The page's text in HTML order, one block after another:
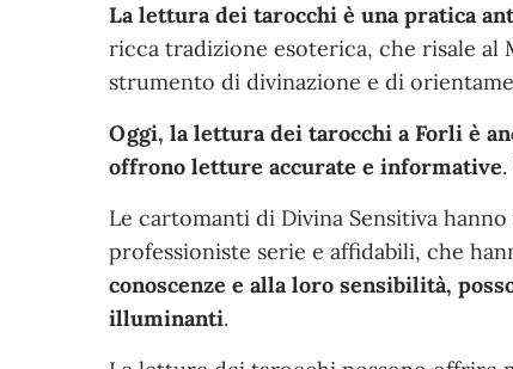
La lettura dei tarocchi è una pratica
ricca tradizione esoterica, che risale
strumento di divinazione e di
Oggi, la lettura dei tarocchi a Forli è
offrono letture accurate e informative
Le cartomanti di Divina Sensitiva
professioniste serie e affidabili, che
conoscenze e alla loro sensibilità,
illuminanti.